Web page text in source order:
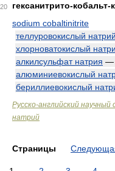
20
гексанитрито-
sodium cobaltinitrite
теллуровокислый натрий
хлорноватокислый
алкилсульфат натрия —
алюминиевокислый
бериллиевокислый
Русско-английский научный
натрий
Страницы